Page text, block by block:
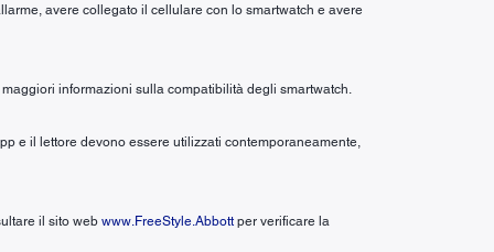
avere collegato il cellulare con lo smartwatch e avere
informazioni sulla compatibilità degli smartwatch.
e il lettore devono essere utilizzati contemporaneamente,
il sito web www.FreeStyle.Abbott per verificare la